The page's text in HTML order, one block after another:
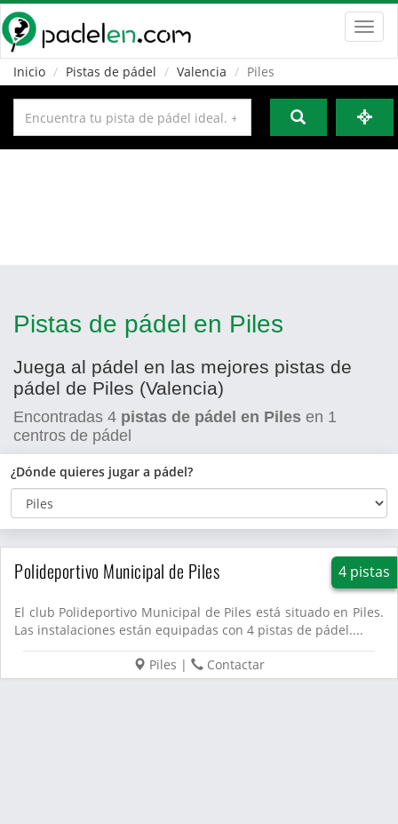
Inicio
Pistas de pádel Valencia Piles
Pistas de pádel en Piles
Juega al pádel en las mejores pistas de
pádel de Piles (Valencia)
Encontradas 4 pistas de pádel en Piles en 1
centros de pádel
¿Dónde quieres jugar a pádel?
Polideportivo Municipal de Piles 4 pistas
El club Polideportivo Municipal de Piles está situado en Piles.
Las instalaciones están equipadas con 4 pistas de pádel....
Piles | Contactar